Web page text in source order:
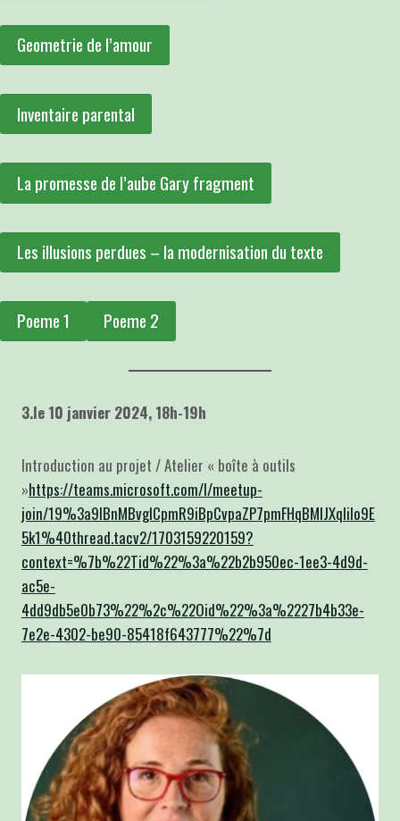
Geometrie de l’amour
Inventaire parental
La promesse de l’aube Gary fragment
Les illusions perdues – la modernisation du texte
Poeme 1 Poeme 2
3.le 10 janvier 2024, 18h-19h
Introduction au projet / Atelier « boîte à outils
»https://teams.microsoft.com/l/meetup-
join/19%3a9IBnMBvglCpmR9iBpCvpaZP7pmFHqBMlJXqliIo9E
5k1%40thread.tacv2/1703159220159?
context=%7b%22Tid%22%3a%22b2b950ec-1ee3-4d9d-
ac5e-
4dd9db5e0b73%22%2c%22Oid%22%3a%2227b4b33e-
7e2e-4302-be90-85418f643777%22%7d